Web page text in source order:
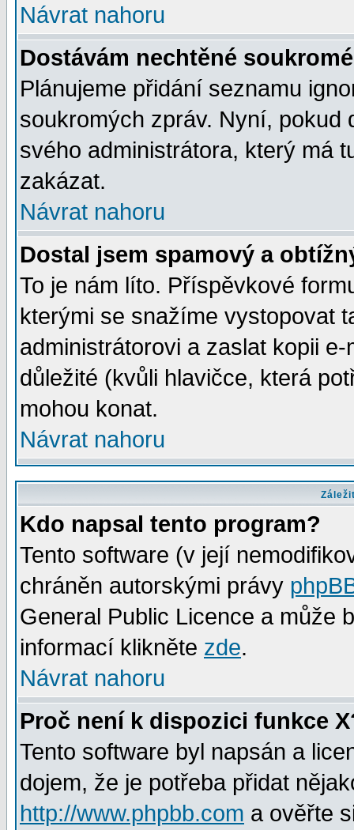
Návrat nahoru
Dostávám nechtěné
Plánujeme přidání seznamu
soukromých zpráv. Nyní, pokud
svého administrátora, který má
zakázat.
Návrat nahoru
Dostal jsem spamový a
To je nám líto. Příspěvkové
kterými se snažíme vystopovat
administrátorovi a zaslat kopii
důležité (kvůli hlavičce, která
mohou konat.
Návrat nahoru
Kdo napsal tento program?
Tento software (v její
chráněn autorskými právy
General Public Licence a může
informací klikněte zde.
Návrat nahoru
Proč není k dispozici funkce
Tento software byl napsán a
dojem, že je potřeba přidat
http://www.phpbb.com a ověřte